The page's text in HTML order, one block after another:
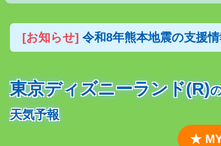
[お知らせ] 令和8年熊本地震の支援
東京ディズニーランド(R)
天気予報
★